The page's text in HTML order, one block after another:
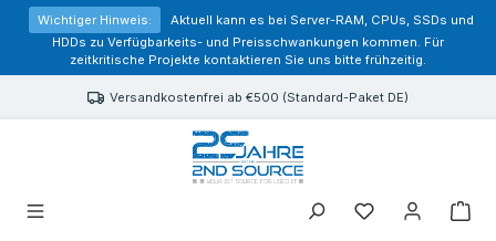
springen
Wichtiger Hinweis:
Aktuell kann es bei Server-RAM, CPUs, SSDs und
HDDs zu Verfügbarkeits- und Preisschwankungen kommen. Für
zeitkritische Projekte kontaktieren Sie uns bitte frühzeitig.
Versandkostenfrei ab €500 (Standard-Paket DE)
Sie haben 0